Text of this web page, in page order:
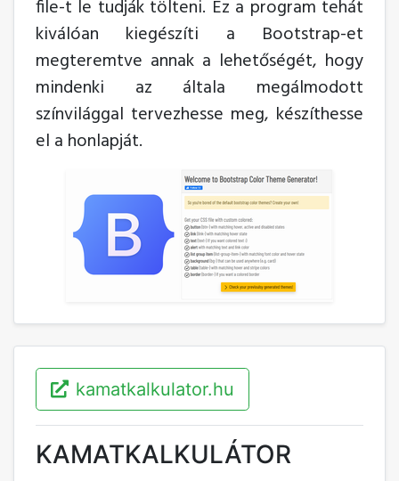
file-t le tudják tölteni. Ez a program tehát
kiválóan kiegészíti a Bootstrap-et
megteremtve annak a lehetőségét, hogy
mindenki az általa megálmodott
színvilággal tervezhesse meg, készíthesse
el a honlapját.
kamatkalkulator.hu
KAMATKALKULÁTOR